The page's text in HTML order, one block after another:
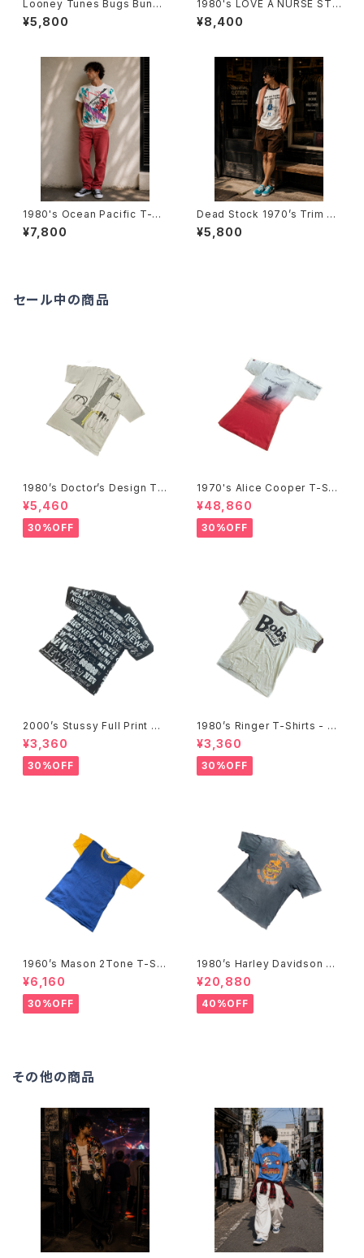
Looney Tunes Bugs Bunny
T-Shirts -ルーニー・テューン
ズ バッグス・バニーTシャツ-
¥5,800
1980's LOVE A NURSE STA
T TRIM T-Shirts -1980年代
霜降りリンガーTシャツ-
¥8,400
1980's Ocean Pacific T-Sh
irts -1985年 オーシャン・パシ
フィックTシャツ-
¥7,800
Dead Stock 1970’s Trim T-
Shirts -デッドストック 1970年
代 リンガーTシャツ-
¥5,800
セール中の商品
1980’s Doctor’s Design Tr
ompe-l'œil T-Shirts -1980
年代 騙し絵Tシャツ-
¥5,460
30%OFF
1970's Alice Cooper T-Shi
rts -1970年代 アリス・クーパ
ーTシャツ-
¥48,860
30%OFF
2000’s Stussy Full Print T-
Shirts -2000年代 ステューシ
ー フルプリントTシャツ-
¥3,360
30%OFF
1980’s Ringer T-Shirts - 19
80年代 リンガーTシャツ-
¥3,360
30%OFF
1960’s Mason 2Tone T-Shi
rts -1960年代 メイソン 2トー
ンTシャツ-
¥6,160
30%OFF
1980’s Harley Davidson T-
Shirts -1980年代 ハーレー・
ダビッドソン Tシャツ-
¥20,880
40%OFF
その他の商品